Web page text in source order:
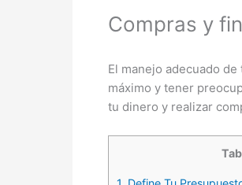
Compras y
El manejo adecuado
máximo y tener
tu dinero y realizar